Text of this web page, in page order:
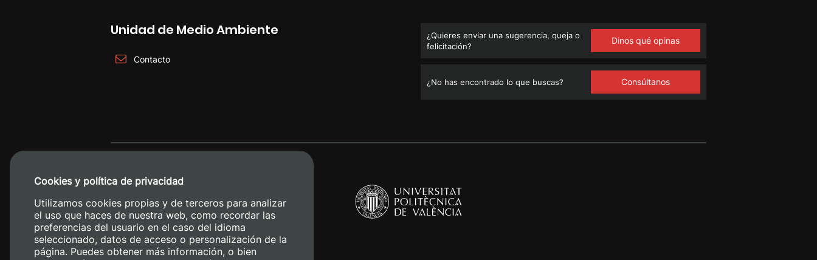
Unidad de Medio Ambiente
Contacto
¿Quieres enviar una sugerencia, queja o
felicitación?
Dinos qué opinas
¿No has encontrado lo que buscas? Consúltanos
Cookies y política de privacidad
Utilizamos cookies propias y de terceros para analizar
el uso que haces de nuestra web, como recordar las
preferencias del usuario en el caso del idioma
seleccionado, datos de acceso o personalización de la
página. Puedes obtener más información, o bien